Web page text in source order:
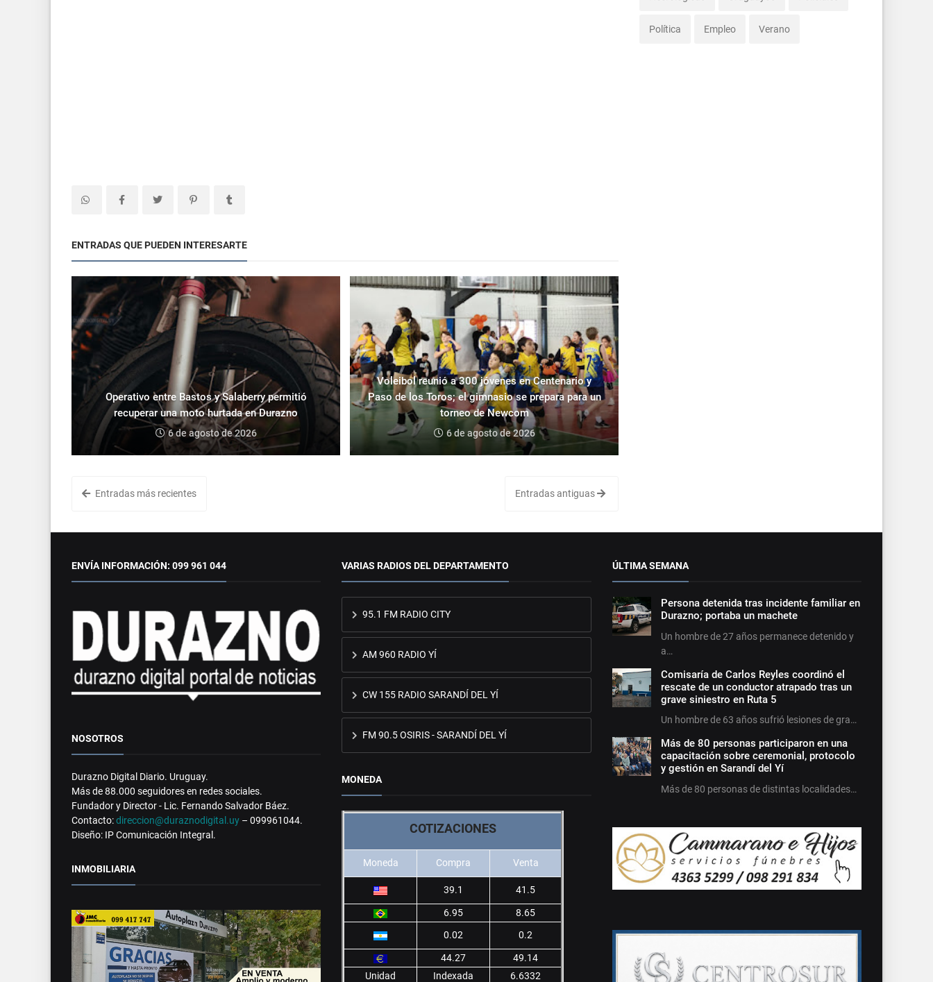
ENTRADAS QUE PUEDEN INTERESARTE
Operativo entre Bastos y Salaberry permitió
recuperar una moto hurtada en Durazno
6 de agosto de 2026
Voleibol reunió a 300 jóvenes en Centenario y
Paso de los Toros; el gimnasio se prepara para un
torneo de Newcom
6 de agosto de 2026
Entradas más recientes Entradas antiguas
Política Empleo Verano
ENVÍA INFORMACIÓN: 099 961 044
NOSOTROS
Durazno Digital Diario. Uruguay.
Más de 88.000 seguidores en redes sociales.
Fundador y Director - Lic. Fernando Salvador Báez.
Contacto:direccion@duraznodigital.uy – 099961044.
Diseño: IP Comunicación Integral.
INMOBILIARIA
VARIAS RADIOS DEL DEPARTAMENTO
95.1 FM RADIO CITY
AM 960 RADIO YÍ
CW 155 RADIO SARANDÍ DEL YÍ
FM 90.5 OSIRIS - SARANDÍ DEL YÍ
MONEDA
COTIZACIONES
Moneda Compra Venta
39.1 41.5
6.95
8.65
0.02
0.2
44.27
49.14
Unidad
Indexada 6.6332
ÚLTIMA SEMANA
Persona detenida tras incidente familiar en
Durazno; portaba un machete
Un hombre de 27 años permanece detenido y
a…
Comisaría de Carlos Reyles coordinó el
rescate de un conductor atrapado tras un
grave siniestro en Ruta 5
Un hombre de 63 años sufrió lesiones de gra…
Más de 80 personas participaron en una
capacitación sobre ceremonial, protocolo
y gestión en Sarandí del Yí
Más de 80 personas de distintas localidades…